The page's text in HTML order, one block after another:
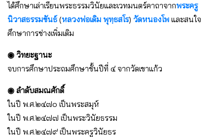
ได้ศึกษาเล่าเรียนพระธรรมวินัยและเวทมนตร์คาถาจากพระครู
นิวาสธรรมขันธ์ (หลวงพ่อเดิม พุทฺธสโร) วัดหนองโพ และสนใจ
ศึกษาการช่างเพิ่มเติม
◉ วิทยะฐานะ
จบการศึกษาประถมศึกษาชั้นปีที่ ๔ จากวัดเขาแก้ว
◉ ลำดับสมณศักดิ์
ในปี พ.ศ.๒๔๗๐ เป็นพระสมุห์
ในปี พ.ศ.๒๔๗๗ เป็นพระวินัยธรรม
ในปี พ.ศ.๒๔๗๙ เป็นพระครูวินัยธร